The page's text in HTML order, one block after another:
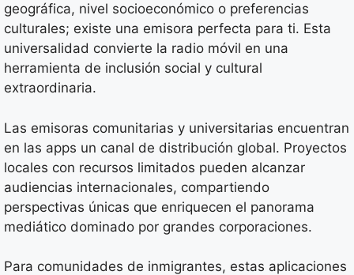
geográfica, nivel socioeconómico o preferencias
culturales; existe una emisora perfecta para ti. Esta
universalidad convierte la radio móvil en una
herramienta de inclusión social y cultural
extraordinaria.
Las emisoras comunitarias y universitarias encuentran
en las apps un canal de distribución global. Proyectos
locales con recursos limitados pueden alcanzar
audiencias internacionales, compartiendo
perspectivas únicas que enriquecen el panorama
mediático dominado por grandes corporaciones.
Para comunidades de inmigrantes, estas aplicaciones